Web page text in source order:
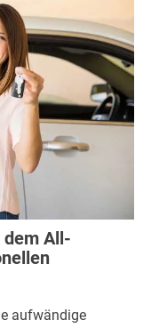
All-
aufwändige